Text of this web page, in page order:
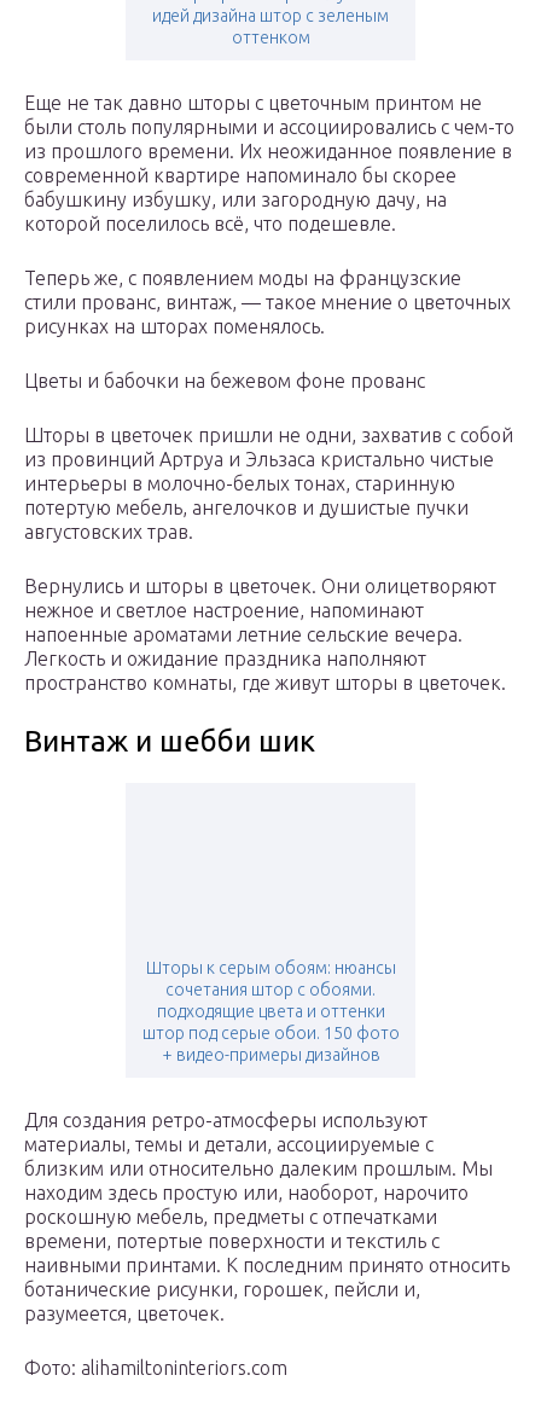
идей дизайна штор с зеленым
оттенком
Еще не так давно шторы с цветочным принтом не
были столь популярными и ассоциировались с чем-то
из прошлого времени. Их неожиданное появление в
современной квартире напоминало бы скорее
бабушкину избушку, или загородную дачу, на
которой поселилось всё, что подешевле.
Теперь же, с появлением моды на французские
стили прованс, винтаж, — такое мнение о цветочных
рисунках на шторах поменялось.
Цветы и бабочки на бежевом фоне прованс
Шторы в цветочек пришли не одни, захватив с собой
из провинций Артруа и Эльзаса кристально чистые
интерьеры в молочно-белых тонах, старинную
потертую мебель, ангелочков и душистые пучки
августовских трав.
Вернулись и шторы в цветочек. Они олицетворяют
нежное и светлое настроение, напоминают
напоенные ароматами летние сельские вечера.
Легкость и ожидание праздника наполняют
пространство комнаты, где живут шторы в цветочек.
Винтаж и шебби шик
Шторы к серым обоям: нюансы
сочетания штор с обоями.
подходящие цвета и оттенки
штор под серые обои. 150 фото
+ видео-примеры дизайнов
Для создания ретро-атмосферы используют
материалы, темы и детали, ассоциируемые с
близким или относительно далеким прошлым. Мы
находим здесь простую или, наоборот, нарочито
роскошную мебель, предметы с отпечатками
времени, потертые поверхности и текстиль с
наивными принтами. К последним принято относить
ботанические рисунки, горошек, пейсли и,
разумеется, цветочек.
Фото: alihamiltoninteriors.com